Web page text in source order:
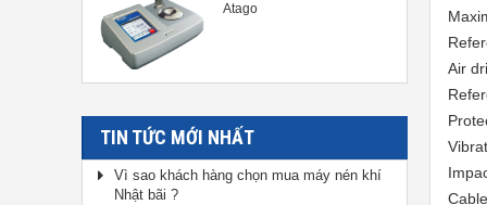
Atago
TIN TỨC MỚI NHẤT
Vì sao khách hàng chọn mua máy nén khí
Nhật bãi ?
Air